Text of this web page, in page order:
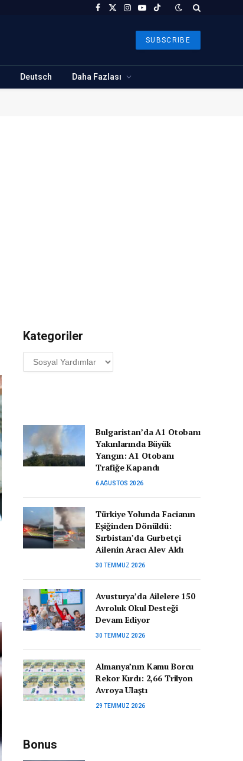
Facebook
X
Instagram
YouTubeTikTok
SUBSCRIBE
Deutsch Daha Fazlası
Kategoriler
Kategoriler
Bulgaristan’da A1 Otobanı
Yakınlarında Büyük
Yangın: A1 Otobanı
Trafiğe Kapandı
6 AĞUSTOS 2026
Türkiye Yolunda Facianın
Eşiğinden Dönüldü:
Sırbistan’da Gurbetçi
Ailenin Aracı Alev Aldı
30 TEMMUZ 2026
Avusturya’da Ailelere 150
Avroluk Okul Desteği
Devam Ediyor
30 TEMMUZ 2026
Almanya’nın Kamu Borcu
Rekor Kırdı: 2,66 Trilyon
Avroya Ulaştı
29 TEMMUZ 2026
Bonus